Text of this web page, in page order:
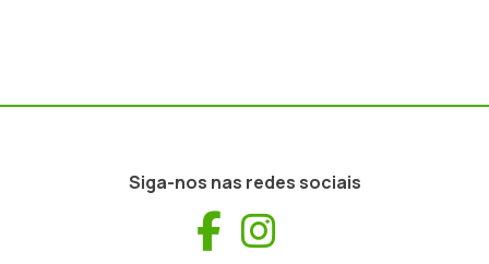
Siga-nos nas redes sociais
Facebook